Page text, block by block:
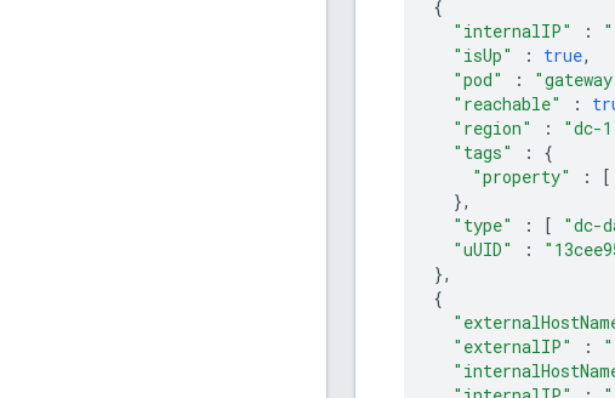
{
"internalIP"
:
"isUp"
: true,
"pod"
:
"reachable"
:
"region"
: "dc-
"tags"
:
{
"property"
: [
},
"type"
: [ "dc-
"uUID"
:
},
{
"externalIP"
: